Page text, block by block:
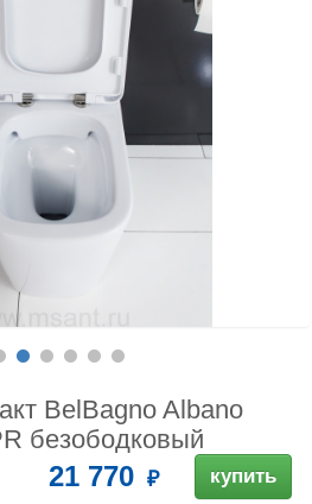
BelBagno Albano
безободковый
21 770 купить